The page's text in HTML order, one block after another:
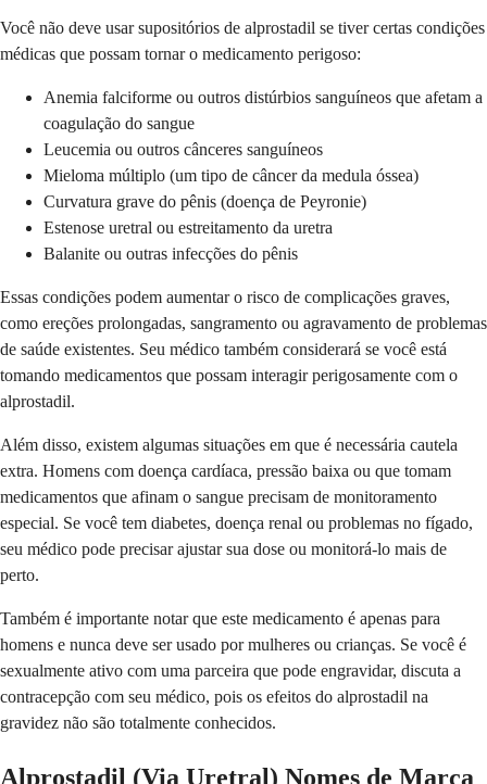
Você não deve usar supositórios de alprostadil se tiver certas condições
médicas que possam tornar o medicamento perigoso:
Anemia falciforme ou outros distúrbios sanguíneos que afetam a
coagulação do sangue
Leucemia ou outros cânceres sanguíneos
Mieloma múltiplo (um tipo de câncer da medula óssea)
Curvatura grave do pênis (doença de Peyronie)
Estenose uretral ou estreitamento da uretra
Balanite ou outras infecções do pênis
Essas condições podem aumentar o risco de complicações graves,
como ereções prolongadas, sangramento ou agravamento de problemas
de saúde existentes. Seu médico também considerará se você está
tomando medicamentos que possam interagir perigosamente com o
alprostadil.
Além disso, existem algumas situações em que é necessária cautela
extra. Homens com doença cardíaca, pressão baixa ou que tomam
medicamentos que afinam o sangue precisam de monitoramento
especial. Se você tem diabetes, doença renal ou problemas no fígado,
seu médico pode precisar ajustar sua dose ou monitorá-lo mais de
perto.
Também é importante notar que este medicamento é apenas para
homens e nunca deve ser usado por mulheres ou crianças. Se você é
sexualmente ativo com uma parceira que pode engravidar, discuta a
contracepção com seu médico, pois os efeitos do alprostadil na
gravidez não são totalmente conhecidos.
Alprostadil (Via Uretral) Nomes de Marca